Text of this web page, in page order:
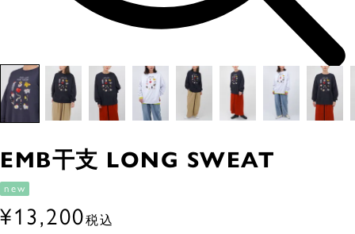
EMB干支 LONG SWEAT
new
¥13,200税込